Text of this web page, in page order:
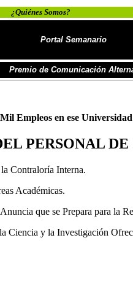
¿Quiénes Somos?
Portal Semanario
Premio de Comunicación
Empleos en ese Universidad
PERSONAL
Contraloría Interna.
Académicas.
que se Prepara para la
Ciencia y la Investigación